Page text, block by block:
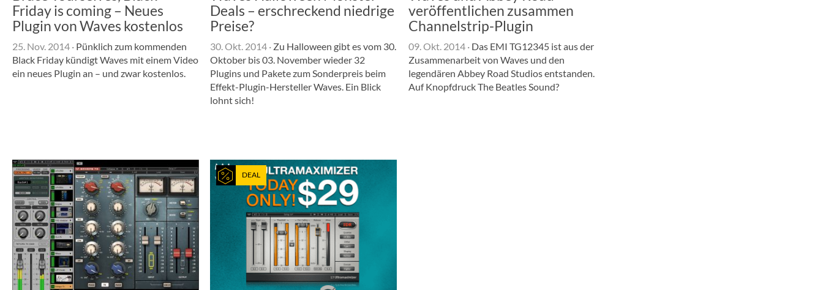
Friday is coming – Neues
Plugin von Waves kostenlos
25. Nov. 2014 · Pünklich zum kommenden
Black Friday kündigt Waves mit einem Video
ein neues Plugin an – und zwar kostenlos.
Deals – erschreckend niedrige
Preise?
30. Okt. 2014 ·Zu Halloween gibt es vom 30.
Oktober bis 03. November wieder 32
Plugins und Pakete zum Sonderpreis beim
Effekt-Plugin-Hersteller Waves. Ein Blick
lohnt sich!
veröffentlichen zusammen
Channelstrip-Plugin
09. Okt. 2014 ·Das EMI TG12345 ist aus der
Zusammenarbeit von Waves und den
legendären Abbey Road Studios entstanden.
Auf Knopfdruck The Beatles Sound?
DEAL